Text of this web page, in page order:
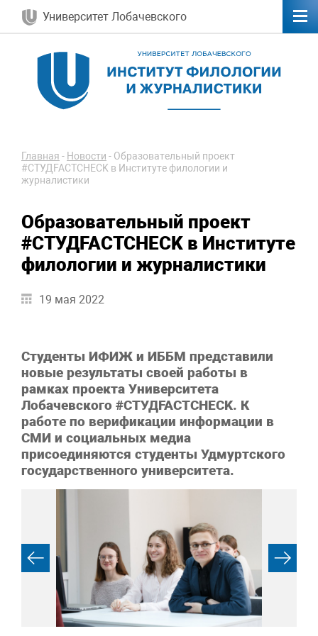
Университет Лобачевского
Главная - Новости - Образовательный проект
#СТУДFACTCHECK в Институте филологии и
журналистики
Образовательный проект
#СТУДFACTCHECK в Институте
филологии и журналистики
19 мая 2022
Студенты ИФИЖ и ИББМ представили
новые результаты своей работы в
рамках проекта Университета
Лобачевского #СТУДFACTCHECK. К
работе по верификации информации в
СМИ и социальных медиа
присоединяются студенты Удмуртского
государственного университета.